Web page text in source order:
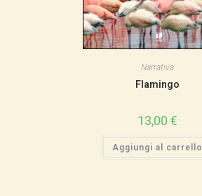
Narrativa
Flamingo
13,00 €
Aggiungi al carrello